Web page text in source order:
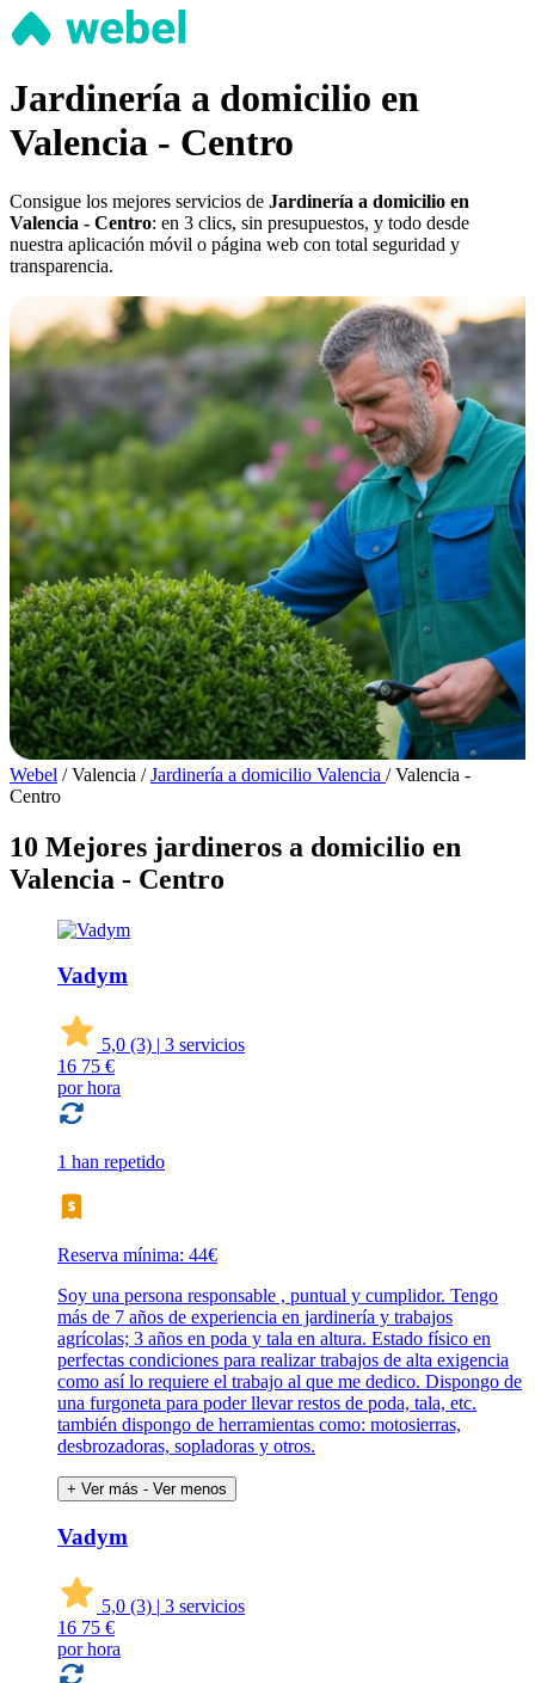
Jardinería a domicilio en
Valencia - Centro
Consigue los mejores servicios de Jardinería a domicilio en
Valencia - Centro: en 3 clics, sin presupuestos, y todo desde
nuestra aplicación móvil o página web con total seguridad y
transparencia.
Webel / Valencia / Jardinería a domicilio Valencia / Valencia -
Centro
10 Mejores jardineros a domicilio en
Valencia - Centro
Vadym
5,0 (3) | 3 servicios
16 75 €
por hora
1 han repetido
Reserva mínima: 44€
Soy una persona responsable , puntual y cumplidor. Tengo
más de 7 años de experiencia en jardinería y trabajos
agrícolas; 3 años en poda y tala en altura. Estado físico en
perfectas condiciones para realizar trabajos de alta exigencia
como así lo requiere el trabajo al que me dedico. Dispongo de
una furgoneta para poder llevar restos de poda, tala, etc.
también dispongo de herramientas como: motosierras,
desbrozadoras, sopladoras y otros.
+ Ver más - Ver menos
Vadym
5,0 (3) | 3 servicios
16 75 €
por hora